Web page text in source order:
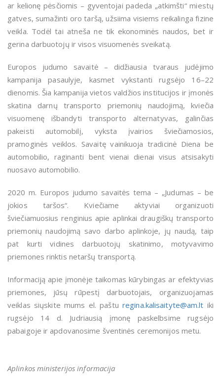
ar kelionę pėsčiomis – gyventojai padeda „atkimšti“ miestų
gatves, sumažinti oro taršą, užsiima visiems reikalinga fizine
veikla. Todėl tai atneša ne tik ekonominės naudos, bet ir
gerina darbuotojų ir visos visuomenės sveikatą.
Europos judumo savaitė – didžiausia tvaraus judėjimo
kampanija pasaulyje, kasmet vykstanti rugsėjo 16–22
dienomis. Šia kampanija vietos valdžios institucijos ir įmonės
skatina darnų transporto priemonių naudojimą, kviečia
visuomenę išbandyti transporto alternatyvas, galinčias
pakeisti automobilį, vyksta įvairios šviečiamosios,
pramoginės veiklos. Savaitę vainikuoja tradicinė Diena be
automobilio, raginanti bent vienai dienai visus atsisakyti
nuosavo automobilio.
2020 m. Europos judumo savaitės tema – „Judumas – be
jokios taršos“. Kviečiame aktyviai organizuoti
šviečiamuosius renginius apie aplinkai draugiškų transporto
priemonių naudojimą savo darbo aplinkoje, jų naudą, taip
pat kurti vidines darbuotojų skatinimo, motyvavimo
priemones rinktis netaršų transportą.
Informaciją apie įmonėje taikomas kūrybingas ar efektyvias
priemones, jūsų rūpestį darbuotojais, organizuojamas
veiklas siųskite mums el. pašturegina.kalisaityte@am.lt iki
rugsėjo 14 d. Judriausią įmonę paskelbsime rugsėjo
pabaigoje ir apdovanosime šventinės ceremonijos metu.
Aplinkos ministerijos informacija